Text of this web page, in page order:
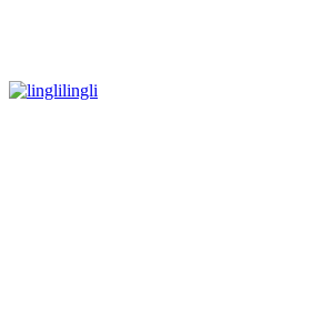
lingli